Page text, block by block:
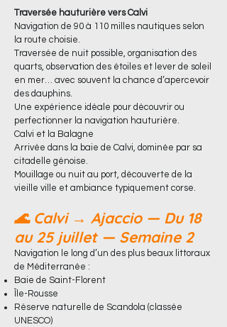
Traversée hauturière vers Calvi
Navigation de 90 à 110 milles nautiques selon
la route choisie.
Traversée de nuit possible, organisation des
quarts, observation des étoiles et lever de soleil
en mer… avec souvent la chance d’apercevoir
des dauphins.
Une expérience idéale pour découvrir ou
perfectionner la navigation hauturière.
Calvi et la Balagne
Arrivée dans la baie de Calvi, dominée par sa
citadelle génoise.
Mouillage ou nuit au port, découverte de la
vieille ville et ambiance typiquement corse.
🌊 Calvi → Ajaccio — Du 18
au 25 juillet — Semaine 2
Navigation le long d’un des plus beaux littoraux
de Méditerranée :
Baie de Saint-Florent
Île-Rousse
Réserve naturelle de Scandola (classée
UNESCO)